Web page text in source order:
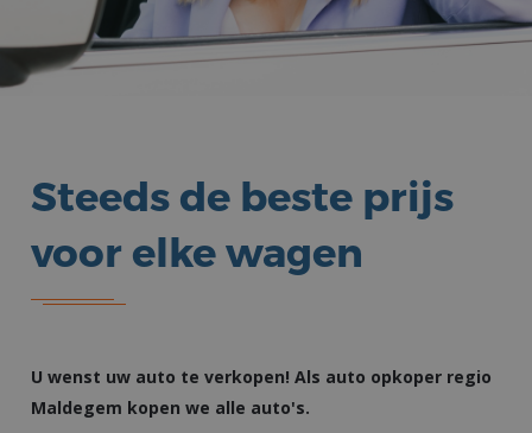
Steeds de beste prijs
voor elke wagen
U wenst uw auto te verkopen! Als auto opkoper regio
Maldegem kopen we alle auto's.